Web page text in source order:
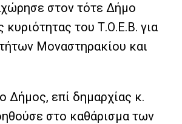
στον τότε Δήμο
κυριότητας του Τ.Ο.Ε.Β. για
Μοναστηρακίου και
Δήμος, επί δημαρχίας κ.
στο καθάρισμα των